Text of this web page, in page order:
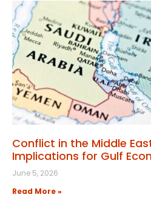
Conflict in the Middle
Implications for Gulf
June 5, 2026
Read More »